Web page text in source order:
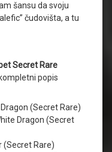
šansu da svoju
čudovišta, a tu
Secret Rare
popis
(Secret Rare)
Dragon (Secret
(Secret Rare)